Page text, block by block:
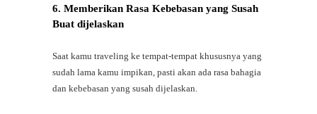
6. Memberikan Rasa Kebebasan yang Susah
Buat dijelaskan
Saat kamu traveling ke tempat-tempat khususnya yang
sudah lama kamu impikan, pasti akan ada rasa bahagia
dan kebebasan yang susah dijelaskan.